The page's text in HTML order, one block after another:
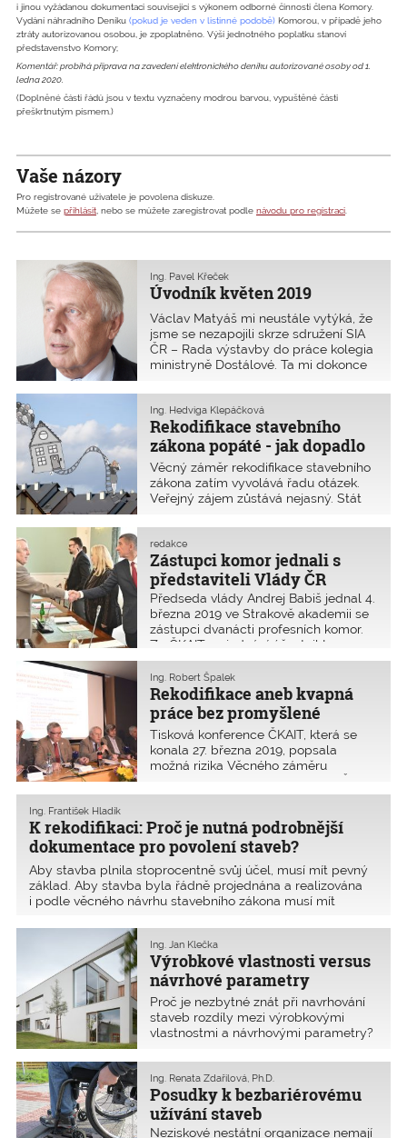
i jinou vyžádanou dokumentaci související s výkonem odborné činnosti člena Komory.
Vydání náhradního Deníku (pokud je veden v listinné podobě) Komorou, v případě jeho
ztráty autorizovanou osobou, je zpoplatněno. Výši jednotného poplatku stanoví
představenstvo Komory;
Komentář: probíhá příprava na zavedení elektronického deníku autorizované osoby od 1.
ledna 2020.
(Doplněné části řádů jsou v textu vyznačeny modrou barvou, vypuštěné části
přeškrtnutým písmem.)
Vaše názory
Pro registrované uživatele je povolena diskuze.
Můžete se přihlásit, nebo se můžete zaregistrovat podle návodu pro registraci.
Úvodník květen 2019
Ing. Pavel Křeček
Václav Matyáš mi neustále vytýká, že
jsme se nezapojili skrze sdružení SIA
ČR – Rada výstavby do práce kolegia
ministryně Dostálové. Ta mi dokonce
záměr stavebního zákona, protože
nejsme v kolegiu. Ne. Naopak –
nadále zdůrazňuji, jak je dobře, že
jsme se nenechali do této podivné hry
vtáhnout. Jak bychom pak mohli
vysvětlovat naše kvalifikované zásadní
nebo doporučující připomínky?
Komora se chová, jak jí náleží, nadále
Rekodifikace stavebního
zákona popáté - jak dopadlo
mezirezortní vypořádání
zásadních připomínek?
Ing. Hedviga Klepáčková
Věcný záměr rekodifikace stavebního
zákona zatím vyvolává řadu otázek.
Veřejný zájem zůstává nejasný. Stát
splnění základních požadavků na
stavby v rámci jejich povolovacího
procesu. Toto posouvá do fáze
kolaudace, kdy stavba již stojí. MMR
obdrželo 1315 zásadních připomínek.
Zástupci komor jednali s
představiteli Vlády ČR
redakce
Předseda vlády Andrej Babiš jednal 4.
března 2019 ve Strakově akademii se
zástupci dvanácti profesních komor.
Za ČKAIT se jednání účastnil Ing.
Pavel Křeček. Zástupci komor
s představiteli Vlády ČR mimo jiné
diskutovali o připravovaném zákonu
o lobbování či novelizaci stavebního
práva.
Rekodifikace aneb kvapná
práce bez promyšlené
analýzy
Ing. Robert Špalek
Tisková konference ČKAIT, která se
konala 27. března 2019, popsala
možná rizika Věcného záměru
upozornila, že je ve veřejném zájmu,
nezávisle rozhodoval stát, a ne
soukromé osoby finančně závislé na
stavebníkovi.
K rekodifikaci: Proč je nutná podrobnější
dokumentace pro povolení staveb?
Ing. František Hladík
Aby stavba plnila stoprocentně svůj účel, musí mít pevný
základ. Aby stavba byla řádně projednána a realizována
i podle věcného návrhu stavebního zákona musí mít
v potřebné kvalitě a podrobnostech. /Upozornění: Věcný
záměr zavádí novou terminologii – DPS již neznamená
dokumentaci pro provádění staveb, ale dokumentaci pro
povolení staveb./
Výrobkové vlastnosti versus
návrhové parametry
konstrukce
Ing. Jan Klečka
Proč je nezbytné znát při navrhování
staveb rozdíly mezi výrobkovými
vlastnostmi a návrhovými parametry?
a konstrukčními parametry autor
článku pro lepší představu vysvětluje
na několika v praxi běžných
příkladech. Neznalost těchto rozdílů
má negativní dopad na kvalitu staveb.
Posudky k bezbariérovému
užívání staveb
Ing. Renata Zdařilová, Ph.D.
Neziskové nestátní organizace nemají